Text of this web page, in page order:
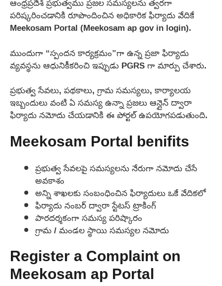
పరిష్కరించడానికి రూపొందించిన అధికారిక ఫిర్యాదు వేదికే
Meekosam Portal (Meekosam ap gov in login).
ముందుగా “స్పందన కార్యక్రమం”గా ఉన్న ప్రజా ఫిర్యాదు
వ్యవస్థను ఆధునికీకరించి ఇప్పుడు PGRS గా మార్పు చేశారు.
ప్రభుత్వ సేవలు, పథకాలు, గ్రామ సమస్యలు, కార్యాలయ
ఇబ్బందులు వంటి ఏ సమస్య ఉన్నా ప్రజలు ఆన్లైన్ ద్వారా
ఫిర్యాదు నమోదు చేయడానికి ఈ పోర్టల్ ఉపయోగపడుతుంది.
Meekosam Portal benifits
ప్రభుత్వ సేవలపై సమస్యలను నేరుగా నమోదు చేసే
అవకాశం
అన్ని శాఖలకు సంబంధించిన ఫిర్యాదులు ఒకే వేదికలో
ఫిర్యాదు నంబర్ ద్వారా స్టేటస్ ట్రాకింగ్
పారదర్శకంగా సమస్య పరిష్కారం
గ్రామ / మండల స్థాయి సమస్యల నమోదు
Register a Complaint on
Meekosam ap Portal